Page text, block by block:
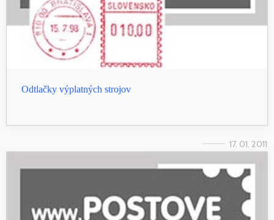
Odtlačky výplatných strojov
17. 01. 2011